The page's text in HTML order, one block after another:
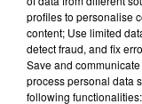
profiles to personalise
content; Use limited
detect fraud, and fix
Save and
process personal data
following